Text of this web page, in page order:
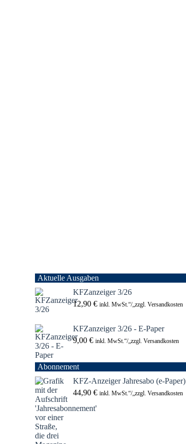
Aktuelle Ausgaben
KFZanzeiger 3/26
12,90 € inkl. MwSt.“/„zzgl. Versandkosten
KFZanzeiger 3/26 - E-Paper
9,00 € inkl. MwSt.“/„zzgl. Versandkosten
Abonnement
KFZ-Anzeiger Jahresabo (e-Paper)
44,90 € inkl. MwSt.“/„zzgl. Versandkosten